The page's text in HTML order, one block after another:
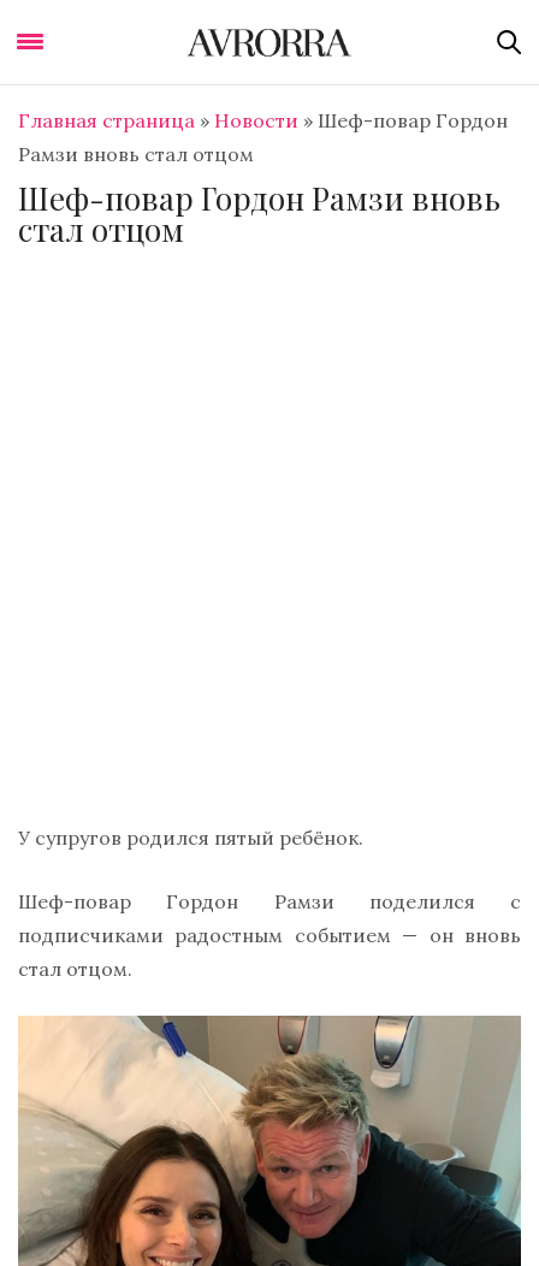
Главная страница » Новости » Шеф-повар Гордон
Рамзи вновь стал отцом
Шеф-повар Гордон Рамзи вновь
стал отцом
У супругов родился пятый ребёнок.
Шеф-повар Гордон Рамзи поделился с
подписчиками радостным событием — он вновь
стал отцом.